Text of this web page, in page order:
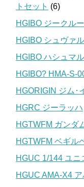
トセット (6)
HGIBO ジークル
HGIBO シュヴァ
HGIBO ハシュマル
HGIBO? HMA-S-
HGORIGIN ジム･
HGRC ジーラッハ
HGTWFM ガンダ
HGTWFM ベギル
HGUC 1/144 ユニ
HGUC AMA-X4